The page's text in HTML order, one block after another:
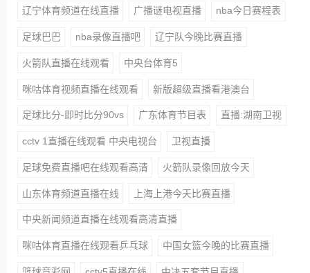
辽宁体育频道在线直播 广播谜电视直播 nba今日赛程表
足球巴巴 nba录像直播吧 辽宁队今晚比赛直播
火箭队直播在线观看 中央台体育5
咪咕体育视频直播在线观看 新版超级直播看港澳台
足球比分-即时比分90vs 广东体育节目表 直播:湖南卫视
cctv 1直播在线观看 中央电视台 卫视直播
足球免费直播吧在线观看高清 火箭队录像回放今天
山东体育频道直播在线 上海上港今天比赛直播
中央新闻频道直播在线观看高清直播
咪咕体育直播在线观看乒乓球 中国女篮今晚的比赛直播